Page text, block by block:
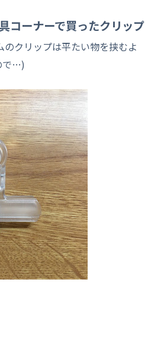
コーナーで買ったクリップ
のクリップは平たい物を挟むよ
で…)